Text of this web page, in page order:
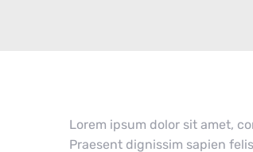
Lorem ipsum dolor sit amet,
Praesent dignissim sapien